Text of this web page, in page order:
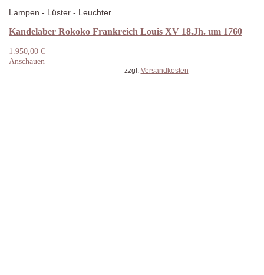
Lampen - Lüster - Leuchter
Kandelaber Rokoko Frankreich Louis XV 18.Jh. um 1760
1.950,00 €
Anschauen
zzgl. Versandkosten